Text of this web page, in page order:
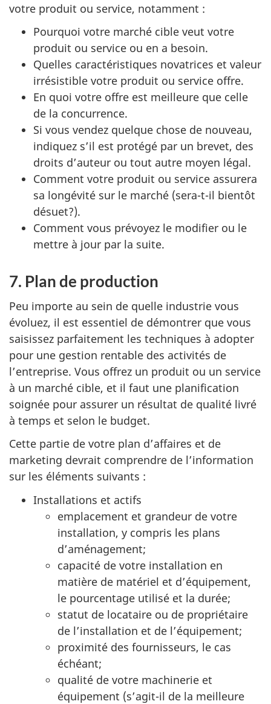
votre produit ou service, notamment :
Pourquoi votre marché cible veut votre
produit ou service ou en a besoin.
Quelles caractéristiques novatrices et valeur
irrésistible votre produit ou service offre.
En quoi votre offre est meilleure que celle
de la concurrence.
Si vous vendez quelque chose de nouveau,
indiquez s’il est protégé par un brevet, des
droits d’auteur ou tout autre moyen légal.
Comment votre produit ou service assurera
sa longévité sur le marché (sera-t-il bientôt
désuet?).
Comment vous prévoyez le modifier ou le
mettre à jour par la suite.
7. Plan de production
Peu importe au sein de quelle industrie vous
évoluez, il est essentiel de démontrer que vous
saisissez parfaitement les techniques à adopter
pour une gestion rentable des activités de
l’entreprise. Vous offrez un produit ou un service
à un marché cible, et il faut une planification
soignée pour assurer un résultat de qualité livré
à temps et selon le budget.
Cette partie de votre plan d’affaires et de
marketing devrait comprendre de l’information
sur les éléments suivants :
Installations et actifs
emplacement et grandeur de votre
installation, y compris les plans
d’aménagement;
capacité de votre installation en
matière de matériel et d’équipement,
le pourcentage utilisé et la durée;
statut de locataire ou de propriétaire
de l’installation et de l’équipement;
proximité des fournisseurs, le cas
échéant;
qualité de votre machinerie et
équipement (s’agit-il de la meilleure